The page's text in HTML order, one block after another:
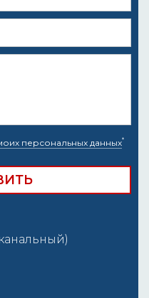
персональных данных*